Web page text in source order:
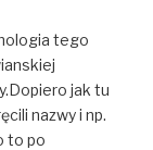
tego
jak tu
nazwy i np.
to po